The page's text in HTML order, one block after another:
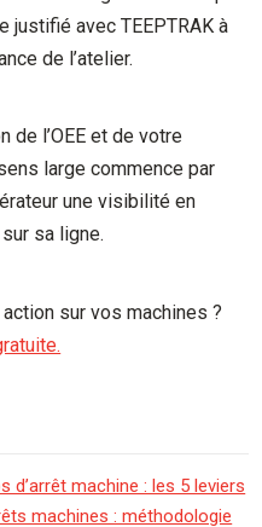
justifié avec TEEPTRAK à
de l’atelier.
de l’OEE et de votre
large commence par
une visibilité en
sa ligne.
sur vos machines ?
d’arrêt machine : les 5 leviers
machines : méthodologie